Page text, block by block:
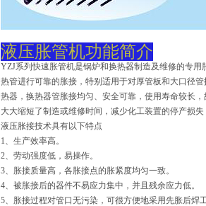
液压胀管机功能简介
YZJ系列快速胀管机是锅炉和换热器制造及维修的专
热管进行可靠的胀接，特别适用于对厚管板和大口径
热器，换热器管胀接均匀、安全可靠，使用寿命较长
大大缩短了制造或维修时间，减少化工装置的停产损失
液压胀接技术具有以下特点
1、生产效率高。
2、劳动强度低，易操作。
3、胀接质量高，各胀接点的胀紧度均匀一致。
4、被胀接后的器件不易应力集中，并且残余应力低。
5、胀接过程对管口无污染，可很方便地采用先胀后焊工